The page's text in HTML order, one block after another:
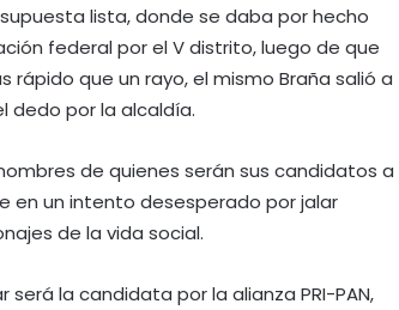
lista, donde se daba por hecho
federal por el V distrito, luego de que
que un rayo, el mismo Braña salió a
dedo por la alcaldía.
de quienes serán sus candidatos a
en un intento desesperado por jalar
de la vida social.
la candidata por la alianza PRI-PAN,